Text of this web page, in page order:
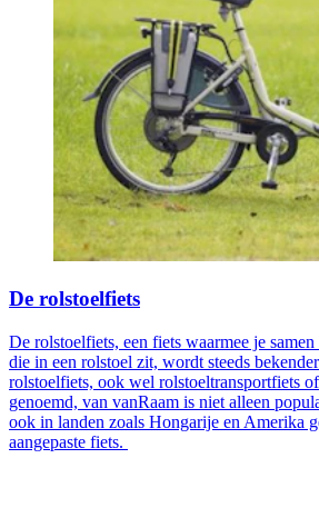
De rolstoelfiets
De rolstoelfiets, een fiets waarmee je
die in een rolstoel zit, wordt steeds
rolstoelfiets, ook wel rolstoeltransportfiets
genoemd, van vanRaam is niet alleen
ook in landen zoals Hongarije en Amerika
aangepaste fiets.